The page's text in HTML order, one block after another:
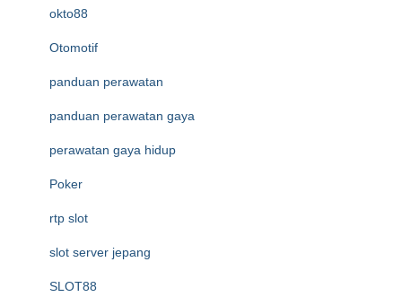
okto88
Otomotif
panduan perawatan
panduan perawatan gaya
perawatan gaya hidup
Poker
rtp slot
slot server jepang
SLOT88